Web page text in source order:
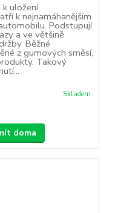
uložení
k nejnamáhanějším
Podstupují
a ve většině
Běžné
z gumových směsí,
Takový
Skladem
doma